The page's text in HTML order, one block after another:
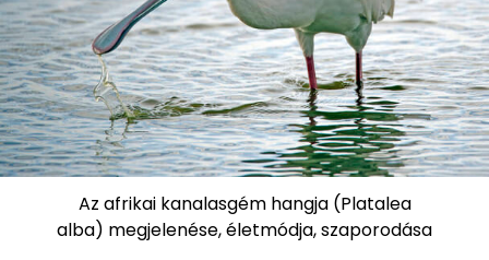
Az afrikai kanalasgém hangja (Platalea
alba) megjelenése, életmódja, szaporodása